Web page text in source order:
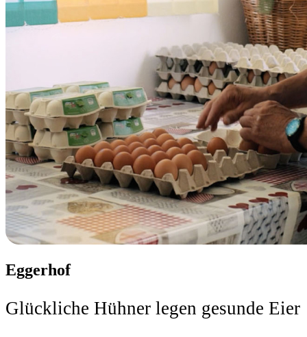
Eggerhof
Glückliche Hühner legen gesunde Eier